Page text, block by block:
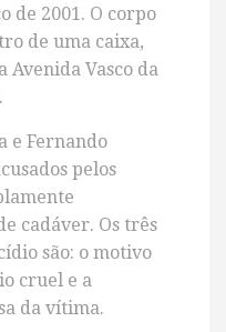
de 2001. O corpo
de uma caixa,
Vasco da
e Fernando
pelos
cadáver. Os três
são: o motivo
cruel e a
da vítima.